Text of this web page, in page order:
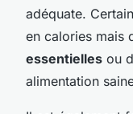
adéquate.
en calories mais
essentielles ou
alimentation